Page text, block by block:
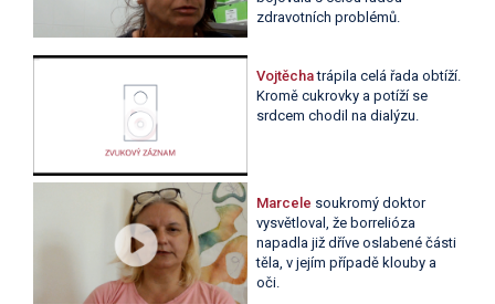
zdravotních problémů.
Vojtěchatrápila celá řada obtíží.
Kromě cukrovky a potíží se
srdcem chodil na dialýzu.
Marcele soukromý doktor
vysvětloval, že borrelióza
napadla již dříve oslabené části
těla, v jejím případě klouby a
oči.